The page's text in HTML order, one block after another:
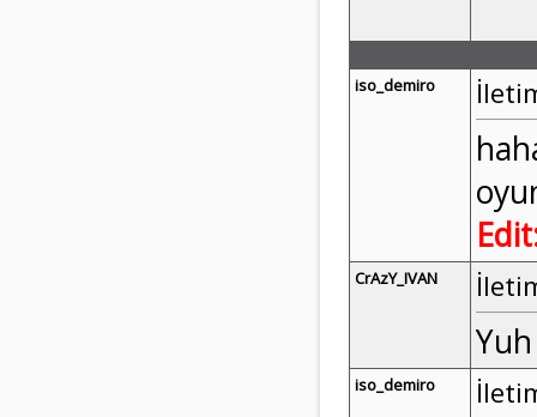
iso_demiro
CrAzY_IVAN
iso_demiro